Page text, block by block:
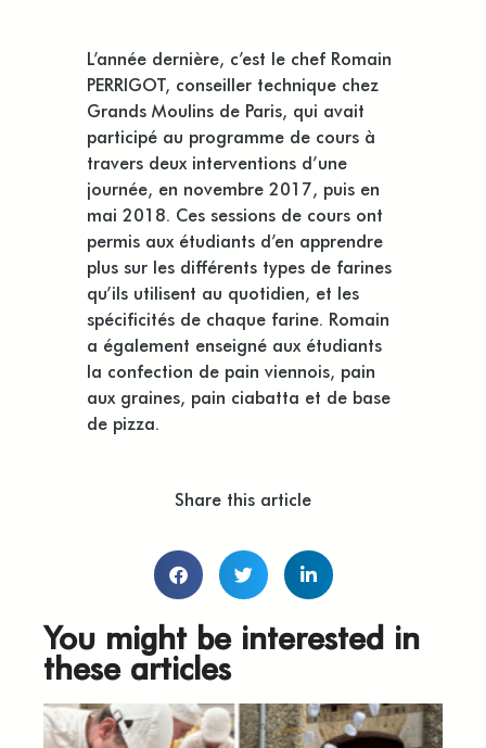
L’année dernière, c’est le chef Romain
PERRIGOT, conseiller technique chez
Grands Moulins de Paris, qui avait
participé au programme de cours à
travers deux interventions d’une
journée, en novembre 2017, puis en
mai 2018. Ces sessions de cours ont
permis aux étudiants d’en apprendre
plus sur les différents types de farines
qu’ils utilisent au quotidien, et les
spécificités de chaque farine. Romain
a également enseigné aux étudiants
la confection de pain viennois, pain
aux graines, pain ciabatta et de base
de pizza.
Share this article
You might be interested in
these articles